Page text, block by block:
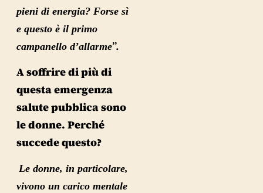
pieni di energia? Forse sì
e questo è il primo
campanello d’allarme”.
A soffrire di più di
questa emergenza
salute pubblica sono
le donne. Perché
succede questo?
Le donne, in particolare,
vivono un carico mentale